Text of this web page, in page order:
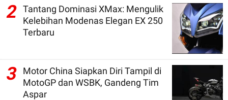
2 Tantang Dominasi XMax: Mengulik
Kelebihan Modenas Elegan EX 250
Terbaru
3
Motor China Siapkan Diri Tampil di
MotoGP dan WSBK, Gandeng Tim
Aspar